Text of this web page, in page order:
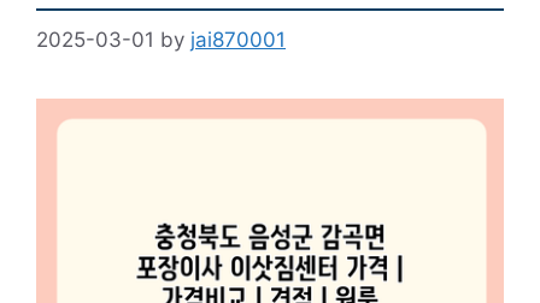
2025-03-01 by jai870001